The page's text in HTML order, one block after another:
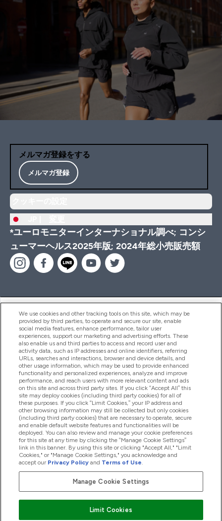
メルマガ登録をする
メルマガ登録
*ユーロモニターインターナショナル調べ; コンシ
ューマーヘルス2025年版; 2024年総小売販売額
ヘルプ＆ガイド
商品について
会社概要
特典＆ポイント
2026 The Hut.com Ltd
Pay with
We use cookies and other tracking tools on this site, which may be
provided by third parties, to operate and secure our site, enable
social media features, enhance performance, tailor user
experiences, support our marketing and advertising efforts. These
also enable us and third parties to access and record user and
activity data, such as IP addresses and online identifiers, referring
URLs, searches and interactions, browser and device details, and
other usage information, which may be used to provide enhanced
functionality and personalized experiences, analyze and improve
performance, and reach users with more relevant content and ads
on this site and across third party sites. If you click “Accept All” this
site may deploy cookies (including third party cookies) for all of
these purposes. If you click “Limit Cookies,” your IP address and
other browsing information may still be collected but only cookies
(including third party cookies) that are necessary to operate, secure
and enable default website features and functionalities will be
deployed. You can also review and manage your cookie preferences
for this site at any time by clicking the “Manage Cookie Settings”
link in this banner. By using this site or clicking "Accept All," "Limit
Cookies," or "Manage Cookie Settings," you acknowledge and
accept our Privacy Policy and Terms of Use.
Manage Cookie Settings
Limit Cookies